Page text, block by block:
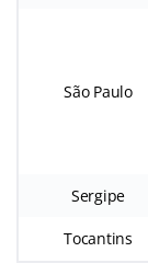
São Paulo
Sergipe
Tocantins